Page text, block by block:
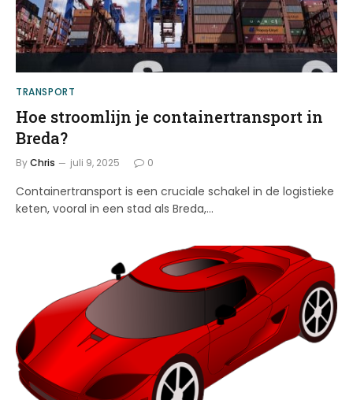
TRANSPORT
Hoe stroomlijn je containertransport in
Breda?
ByChris juli 9, 2025 0
Containertransport is een cruciale schakel in de logistieke
keten, vooral in een stad als Breda,…